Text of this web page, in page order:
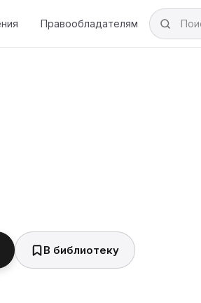
Правообладателям
В библиотеку